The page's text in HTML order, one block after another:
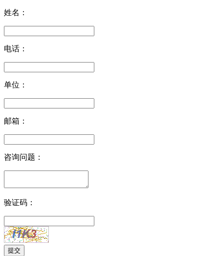
姓名：
电话：
单位：
邮箱：
咨询问题：
验证码：